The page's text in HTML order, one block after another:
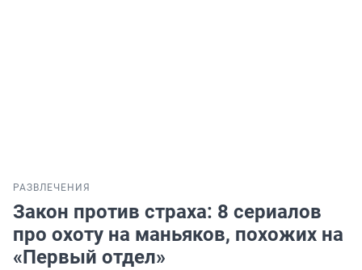
РАЗВЛЕЧЕНИЯ
Закон против страха: 8 сериалов
про охоту на маньяков, похожих на
«Первый отдел»